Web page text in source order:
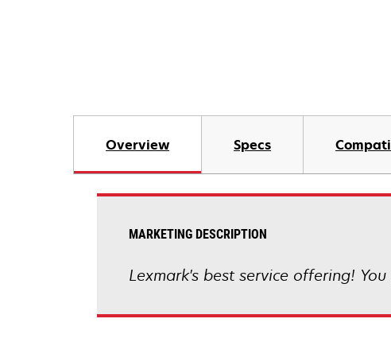
Overview Specs
MARKETING DESCRIPTION
Lexmark's best service offering!